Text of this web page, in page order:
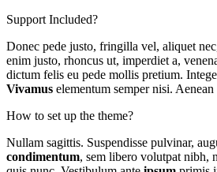
Support Included?
Donec pede justo, fringilla vel, aliquet
enim justo, rhoncus ut, imperdiet a,
dictum felis eu pede mollis pretium.
Vivamus elementum semper nisi.
How to set up the theme?
Nullam sagittis. Suspendisse pulvinar,
condimentum, sem libero volutpat nibh,